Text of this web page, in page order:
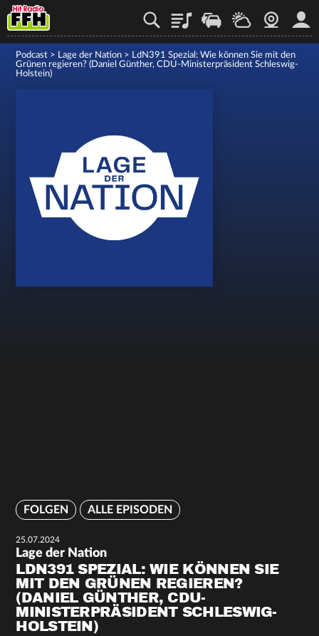
PlaylistStaupilotWetterWebcam
Podcast > Lage der Nation > LdN391 Spezial: Wie können Sie mit den
Grünen regieren? (Daniel Günther, CDU-Ministerpräsident Schleswig-
Holstein)
FOLGEN ALLE EPISODEN
25.07.2024
Lage der Nation
LDN391 SPEZIAL: WIE KÖNNEN SIE
MIT DEN GRÜNEN REGIEREN?
(DANIEL GÜNTHER, CDU-
MINISTERPRÄSIDENT SCHLESWIG-
HOLSTEIN)